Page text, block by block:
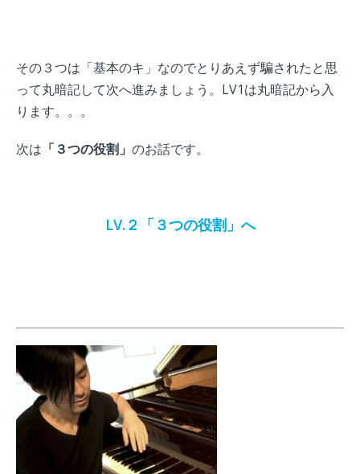
その３つは「基本のキ」なのでとりあえず騙されたと思
って丸暗記して次へ進みましょう。LV1は丸暗記から入
ります。。。
次は 「３つの役割」 のお話です。
LV.２ 「 ３つの役割」へ